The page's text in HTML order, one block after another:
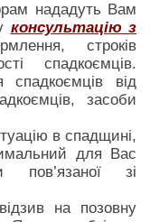
нададуть Вам
консультацію з
строків
спадкоємців.
спадкоємців від
засоби
в спадщині,
для Вас
пов’язаної зі
на позовну